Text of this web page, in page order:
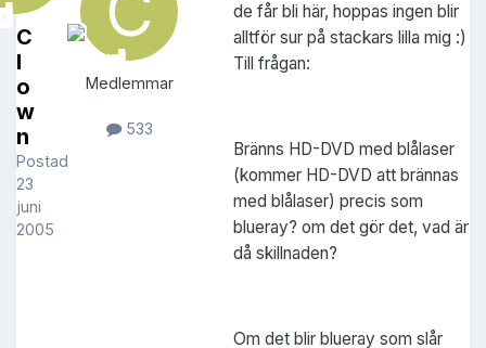
C
l
o
w
n
Postad
23
juni
2005
Medlemmar
533
de får bli här, hoppas ingen blir
alltför sur på stackars lilla mig :)
Till frågan:
Bränns HD-DVD med blålaser
(kommer HD-DVD att brännas
med blålaser) precis som
blueray? om det gör det, vad är
då skillnaden?
Om det blir blueray som slår